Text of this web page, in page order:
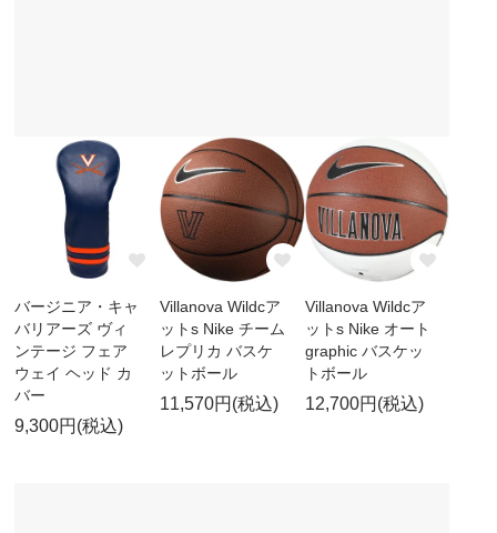
バージニア・キャ
バリアーズ ヴィ
ンテージ フェア
ウェイ ヘッド カ
バー
9,300円(税込)
Villanova Wildcア
ットs Nike チーム
レプリカ バスケ
ットボール
11,570円(税込)
Villanova Wildcア
ットs Nike オート
graphic バスケッ
トボール
12,700円(税込)